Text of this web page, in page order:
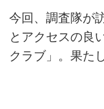
今回、調査隊が
とアクセスの良
クラブ」。果た